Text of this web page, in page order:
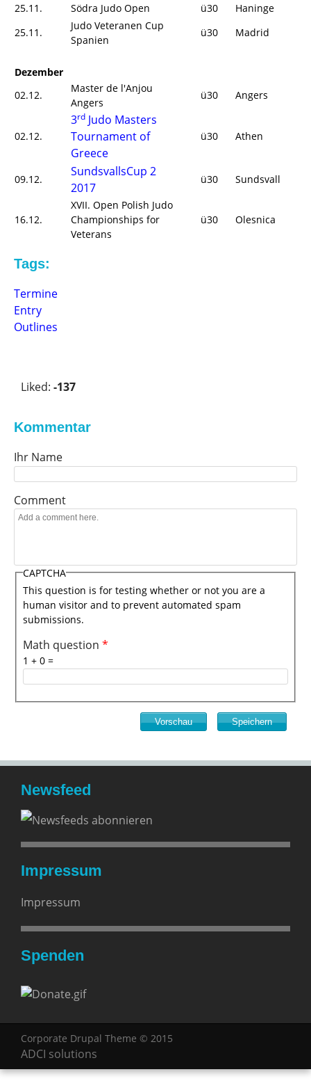
25.11.
Södra Judo Open ü30
Haninge
25.11.
Judo Veteranen Cup
Spanien
ü30 Madrid
Dezember
02.12.
Master de l'Anjou
Angers
ü30 Angers
02.12.
3rd Judo Masters
Tournament of
Greece
ü30 Athen
09.12.
SundsvallsCup 2
2017
ü30 Sundsvall
16.12.
XVII. Open Polish Judo
Championships for
Veterans
ü30 Olesnica
Tags:
Termine
Entry
Outlines
t
u
!
Liked: -137
Kommentar
Ihr Name
Comment
CAPTCHA
This question is for testing whether or not you are a
human visitor and to prevent automated spam
submissions.
Math question *
1 + 0 =
Newsfeed
Impressum
Impressum
Spenden
Corporate Drupal Theme © 2015
ADCI solutions